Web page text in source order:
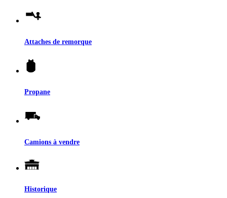
Attaches de remorque
Propane
Camions à vendre
Historique